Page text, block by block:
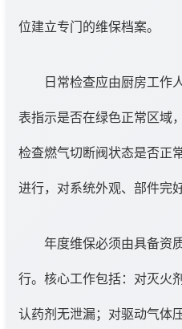
位建立专门的维保档案。
日常检查应由厨房工作
表指示是否在绿色正常区域
检查燃气切断阀状态是否正
进行，对系统外观、部件完
年度维保必须由具备资
行。核心工作包括：对灭火
认药剂无泄漏；对驱动气体